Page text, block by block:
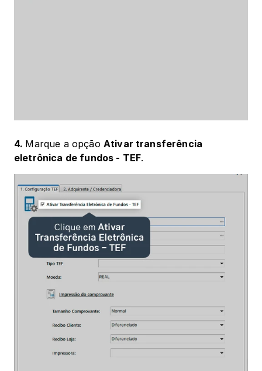
‍4. Marque a opção Ativar transferência
eletrônica de fundos - TEF.